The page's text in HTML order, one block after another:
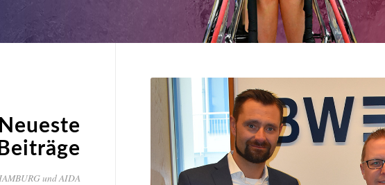
Neueste
Beiträge
und AIDA